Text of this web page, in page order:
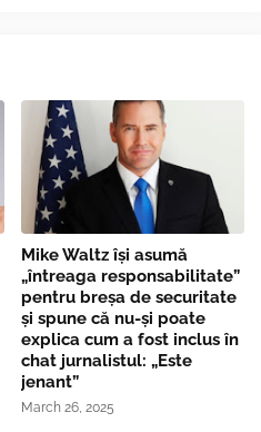
Mike Waltz îşi asumă
„întreaga responsabilitate”
pentru breşa de securitate
și spune că nu-și poate
explica cum a fost inclus în
chat jurnalistul: „Este
jenant”
March 26, 2025